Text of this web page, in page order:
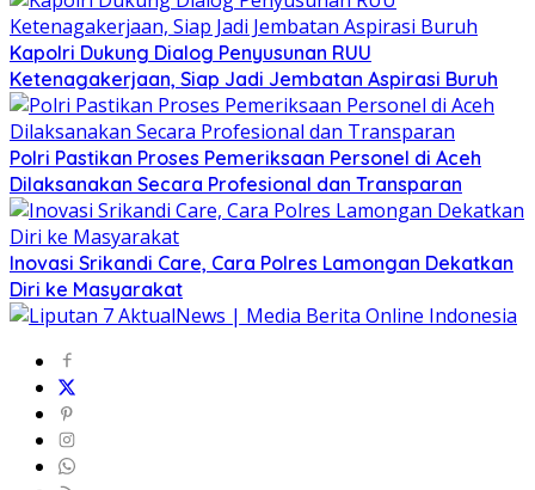
Kapolri Dukung Dialog Penyusunan RUU
Ketenagakerjaan, Siap Jadi Jembatan Aspirasi Buruh
Polri Pastikan Proses Pemeriksaan Personel di Aceh
Dilaksanakan Secara Profesional dan Transparan
Inovasi Srikandi Care, Cara Polres Lamongan Dekatkan
Diri ke Masyarakat